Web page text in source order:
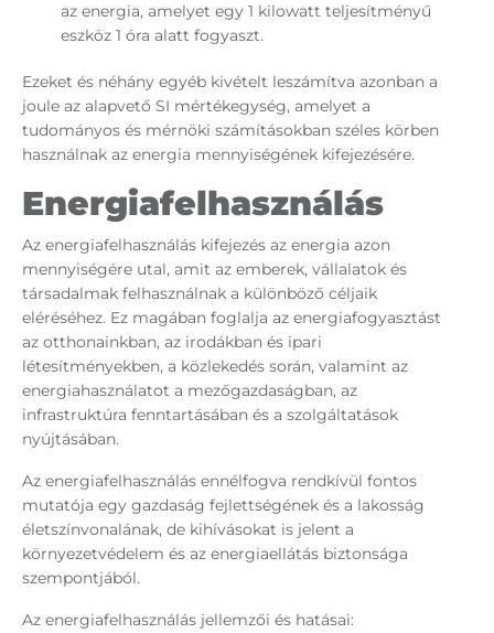
az energia, amelyet egy 1 kilowatt teljesítményű
eszköz 1 óra alatt fogyaszt.
Ezeket és néhány egyéb kivételt leszámítva azonban a
joule az alapvető SI mértékegység, amelyet a
tudományos és mérnöki számításokban széles körben
használnak az energia mennyiségének kifejezésére.
Energiafelhasználás
Az energiafelhasználás kifejezés az energia azon
mennyiségére utal, amit az emberek, vállalatok és
társadalmak felhasználnak a különböző céljaik
eléréséhez. Ez magában foglalja az energiafogyasztást
az otthonainkban, az irodákban és ipari
létesítményekben, a közlekedés során, valamint az
energiahasználatot a mezőgazdaságban, az
infrastruktúra fenntartásában és a szolgáltatások
nyújtásában.
Az energiafelhasználás ennélfogva rendkívül fontos
mutatója egy gazdaság fejlettségének és a lakosság
életszínvonalának, de kihívásokat is jelent a
környezetvédelem és az energiaellátás biztonsága
szempontjából.
Az energiafelhasználás jellemzői és hatásai: